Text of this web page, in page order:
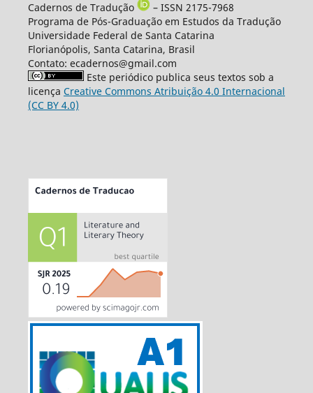
Cadernos de Tradução
– ISSN 2175-7968
Programa de Pós-Graduação em Estudos da Tradução
Universidade Federal de Santa Catarina
Florianópolis, Santa Catarina, Brasil
Contato: ecadernos@gmail.com
Este periódico publica seus textos sob a
licença Creative Commons Atribuição 4.0 Internacional
(CC BY 4.0)